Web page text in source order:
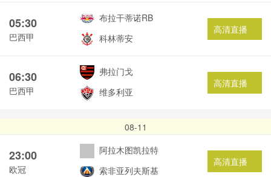
05:30
巴西甲
布拉干蒂诺RB
科林蒂安
高清直播
06:30
巴西甲
弗拉门戈
维多利亚
高清直播
08-11
23:00
欧冠
阿拉木图凯拉特
索非亚列夫斯基
高清直播